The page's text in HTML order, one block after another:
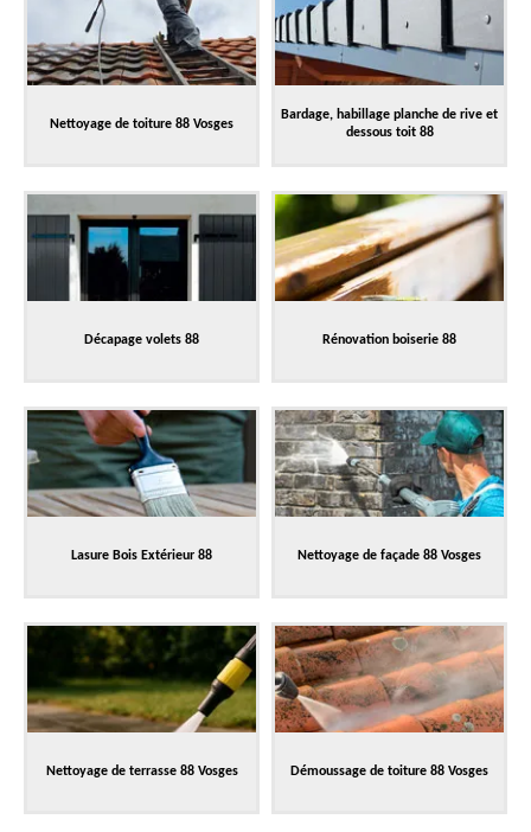
Nettoyage de toiture 88 Vosges
Bardage, habillage planche de rive et
dessous toit 88
Décapage volets 88 Rénovation boiserie 88
Lasure Bois Extérieur 88 Nettoyage de façade 88 Vosges
Nettoyage de terrasse 88 Vosges Démoussage de toiture 88 Vosges